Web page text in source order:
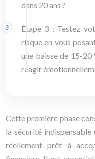
dans 20 ans ?
Étape 3 : Testez
risque en vous
une baisse de 15-20
réagir
Cette première phase
la sécurité indispensable
réellement prêt à